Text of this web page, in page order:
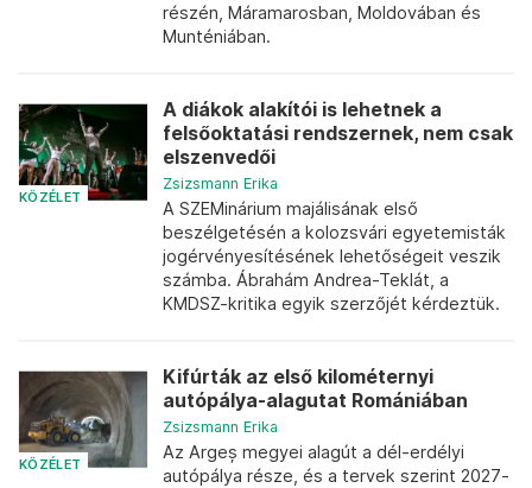
részén, Máramarosban, Moldovában és
Munténiában.
KÖZÉLET
A diákok alakítói is lehetnek a
felsőoktatási rendszernek, nem csak
elszenvedői
Zsizsmann Erika
A SZEMinárium majálisának első
beszélgetésén a kolozsvári egyetemisták
jogérvényesítésének lehetőségeit veszik
számba. Ábrahám Andrea-Teklát, a
KMDSZ-kritika egyik szerzőjét kérdeztük.
KÖZÉLET
Kifúrták az első kilométernyi
autópálya-alagutat Romániában
Zsizsmann Erika
Az Argeș megyei alagút a dél-erdélyi
autópálya része, és a tervek szerint 2027-